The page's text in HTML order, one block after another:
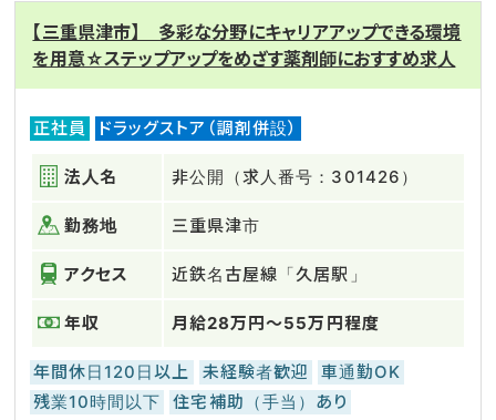
【三重県津市】 多彩な分野にキャリアアップできる環境
を用意☆ステップアップをめざす薬剤師におすすめ求人
正社員 ドラッグストア（調剤併設）
法人名 非公開（求人番号：301426）
勤務地 三重県津市
アクセス 近鉄名古屋線「久居駅」
年収 月給28万円～55万円程度
年間休日120日以上 未経験者歓迎
車通勤OK
残業10時間以下
住宅補助（手当）あり